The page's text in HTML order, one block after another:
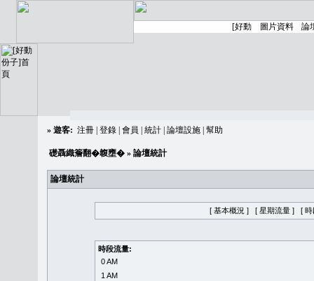
» 遊客: 注冊 登錄 會員 統計 論壇設施 幫助
礎聶織簷翻�䪖壅� » 論壇統計
論壇統計
[ 基本概況 ] [ 星期流量 ] [ 時
時段流量:
0 AM
1 AM